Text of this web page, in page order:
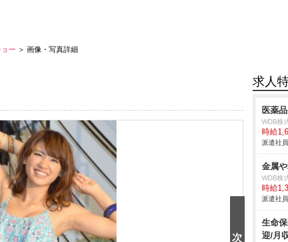
ー ＞ 画像・写真詳細
求人
医薬
WDB株
時給
派遣社
金属
WDB株
時給
派遣社
生命
迎/月